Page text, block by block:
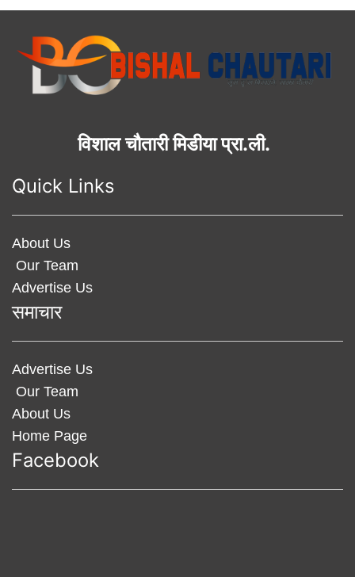
विशाल चौतारी मिडीया प्रा.ली.
Quick Links
About Us
Our Team
Advertise Us
समाचार
Advertise Us
Our Team
About Us
Home Page
Facebook